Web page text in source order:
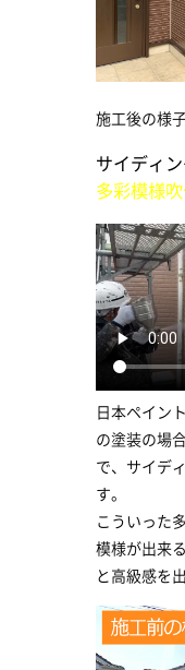
施工後の様
サイディ
多彩模様
日本ペイン
の塗装の場
で、サイデ
す。
こういった
模様が出来
と高級感を